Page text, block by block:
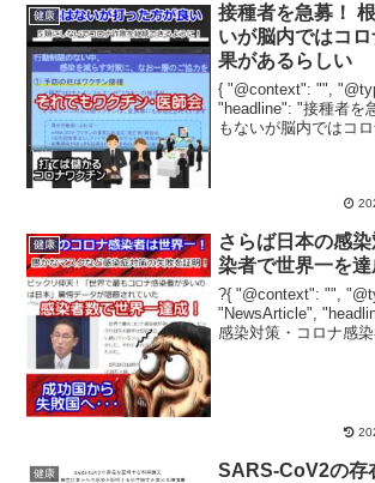
ます。投稿さ...
健康
接種者を急募！
いが脳内ではコ
果があるらしい
{ "@context": "",
"headline": "接種者を
もないが脳内ではコ
健康
さらば日本の感
染者で世界一を達
?{ "@context": "",
"NewsArticle",
感染対策・コロナ感
健康
SARS-CoV2の存